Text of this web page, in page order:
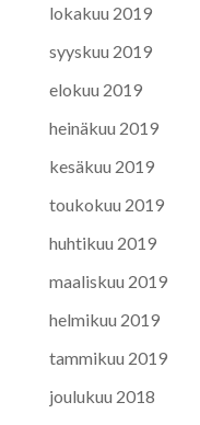
lokakuu 2019
syyskuu 2019
elokuu 2019
heinäkuu 2019
kesäkuu 2019
toukokuu 2019
huhtikuu 2019
maaliskuu 2019
helmikuu 2019
tammikuu 2019
joulukuu 2018